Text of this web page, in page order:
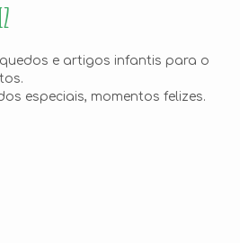
e artigos infantis para o
especiais, momentos felizes.